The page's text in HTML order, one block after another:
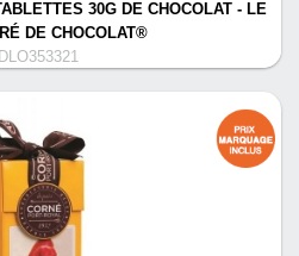
30G DE CHOCOLAT - LE
DE CHOCOLAT®